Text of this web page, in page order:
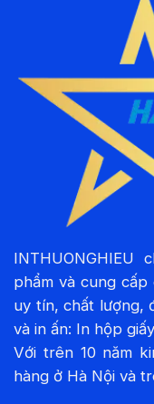
phẩm và cung
uy tín, chất lượng,
và in ấn: In hộp
Với trên 10 năm
hàng ở Hà Nội và